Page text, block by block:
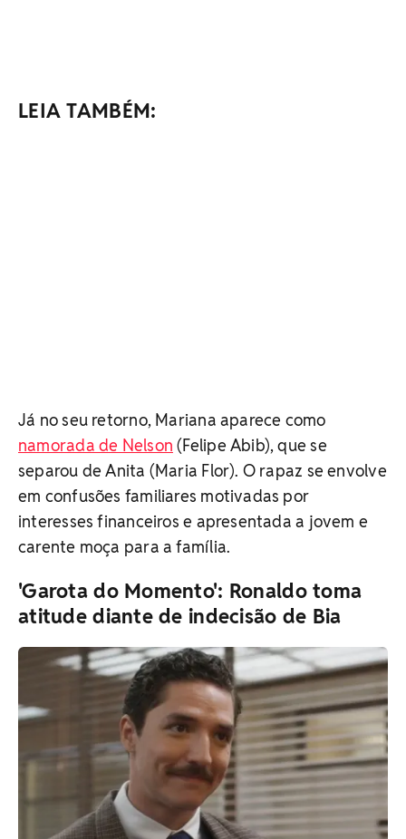
LEIA TAMBÉM:
Já no seu retorno, Mariana aparece como
namorada de Nelson (Felipe Abib), que se
separou de Anita (Maria Flor). O rapaz se envolve
em confusões familiares motivadas por
interesses financeiros e apresentada a jovem e
carente moça para a família.
'Garota do Momento': Ronaldo toma
atitude diante de indecisão de Bia